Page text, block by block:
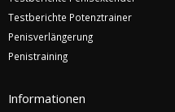
Testberichte Potenztrainer
Penisverlängerung
Penistraining
Informationen